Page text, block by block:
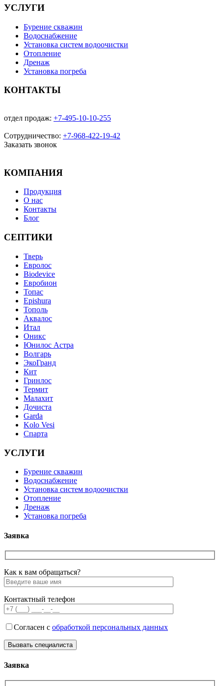
УСЛУГИ
Бурение скважин
Водоснабжение
Установка систем водоочистки
Отопление
Дренаж
Установка погреба
КОНТАКТЫ
отдел продаж: +7-495-10-10-255
Сотрудничество: +7-968-422-19-42
Заказать звонок
КОМПАНИЯ
Продукция
О нас
Контакты
Блог
СЕПТИКИ
Тверь
Евролос
Biodevice
Евробион
Топас
Epishura
Тополь
Аквалос
Итал
Оникс
Юнилос Астра
Волгарь
ЭкоГранд
Кит
Гринлос
Термит
Малахит
Дочиста
Garda
Kolo Vesi
Спарта
УСЛУГИ
Бурение скважин
Водоснабжение
Установка систем водоочистки
Отопление
Дренаж
Установка погреба
Заявка
Как к вам обращаться?
Контактный телефон
Согласен с обработкой персональных данных
Заявка